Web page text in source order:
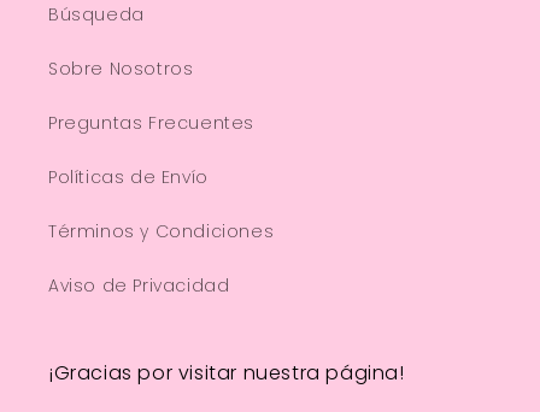
Búsqueda
Sobre Nosotros
Preguntas Frecuentes
Políticas de Envío
Términos y Condiciones
Aviso de Privacidad
¡Gracias por visitar nuestra página!